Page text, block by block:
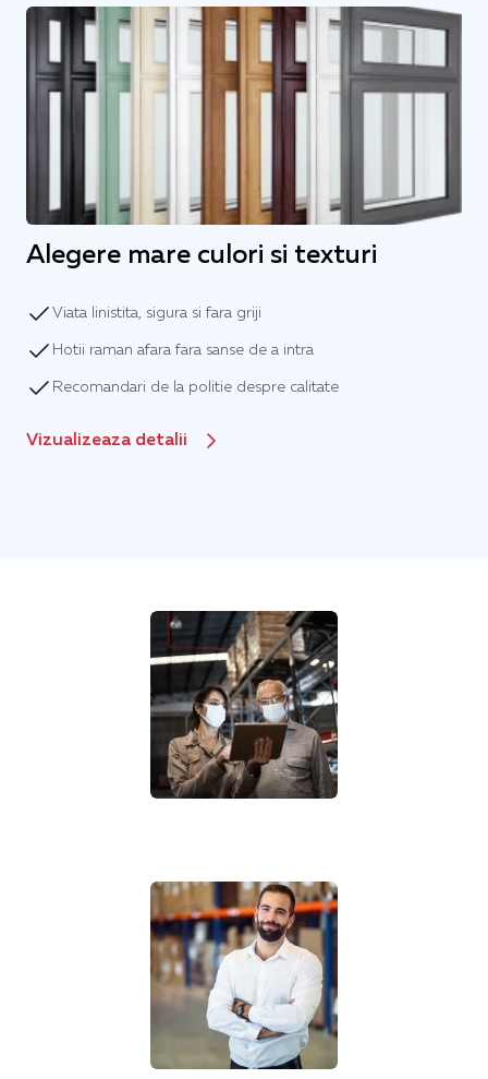
Alegere mare culori si texturi
Viata linistita, sigura si fara griji
Hotii raman afara fara sanse de a intra
Recomandari de la politie despre calitate
Vizualizeaza detalii